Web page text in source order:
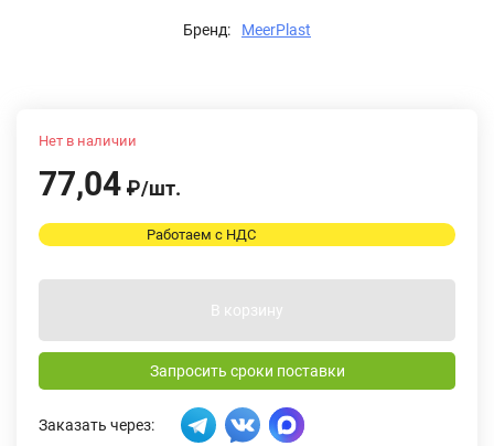
Бренд: MeerPlast
Нет в наличии
77,04 ₽/шт.
Работаем с НДС
В корзину
Запросить сроки поставки
Заказать через: